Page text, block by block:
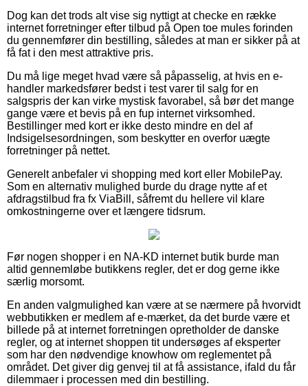
Dog kan det trods alt vise sig nyttigt at checke en række
internet forretninger efter tilbud på Open toe mules forinden
du gennemfører din bestilling, således at man er sikker på at
få fat i den mest attraktive pris.
Du må lige meget hvad være så påpasselig, at hvis en e-
handler markedsfører bedst i test varer til salg for en
salgspris der kan virke mystisk favorabel, så bør det mange
gange være et bevis på en fup internet virksomhed.
Bestillinger med kort er ikke desto mindre en del af
Indsigelsesordningen, som beskytter en overfor uægte
forretninger på nettet.
Generelt anbefaler vi shopping med kort eller MobilePay.
Som en alternativ mulighed burde du drage nytte af et
afdragstilbud fra fx ViaBill, såfremt du hellere vil klare
omkostningerne over et længere tidsrum.
Før nogen shopper i en NA-KD internet butik burde man
altid gennemløbe butikkens regler, det er dog gerne ikke
særlig morsomt.
En anden valgmulighed kan være at se nærmere på hvorvidt
webbutikken er medlem af e-mærket, da det burde være et
billede på at internet forretningen opretholder de danske
regler, og at internet shoppen tit undersøges af eksperter
som har den nødvendige knowhow om reglementet på
området. Det giver dig genvej til at få assistance, ifald du får
dilemmaer i processen med din bestilling.